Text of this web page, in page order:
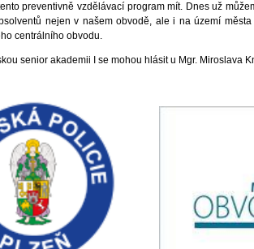
preventivně vzdělávací program mít. Dnes už
nejen v našem obvodě, ale i na území
centrálního obvodu.
senior akademii I se mohou hlásit u Mgr. Miroslava